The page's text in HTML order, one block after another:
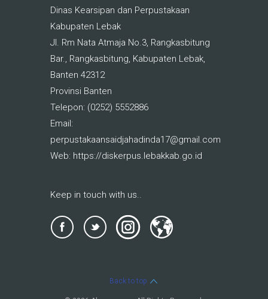
Dinas Kearsipan dan Perpustakaan
Kabupaten Lebak
Jl. Rm Nata Atmaja No.3, Rangkasbitung
Bar., Rangkasbitung, Kabupaten Lebak,
Banten 42312
Provinsi Banten
Telepon: (0252) 5552886
Email:
perpustakaansaidjahadinda17@gmail.com
Web: https://diskerpus.lebakkab.go.id
Keep in touch with us..
Back to top